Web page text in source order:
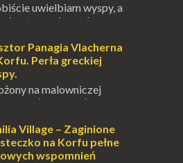
uwielbiam wyspy, a
otoczenia wodą
To zawsze brzmi jak
Panagia Vlacherna
Perła greckiej
na malowniczej
tuż obok półwyspu
rozpoznawalnych
Village – Zaginione
na Korfu pełne
wspomnień